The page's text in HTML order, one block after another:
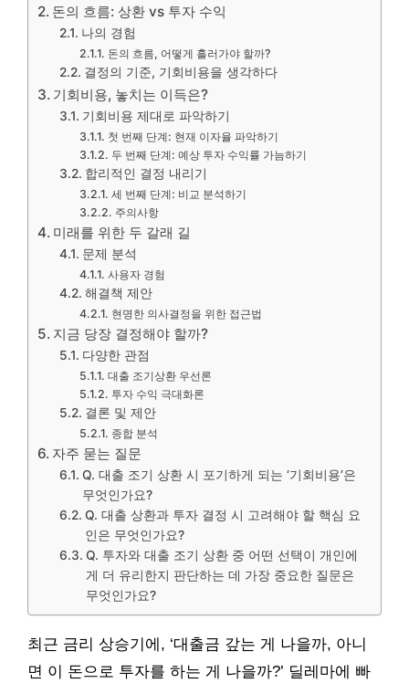
돈의 흐름: 상환 vs 투자 수익
나의 경험
돈의 흐름, 어떻게 흘러가야 할까?
결정의 기준, 기회비용을 생각하다
기회비용, 놓치는 이득은?
기회비용 제대로 파악하기
첫 번째 단계: 현재 이자율 파악하기
두 번째 단계: 예상 투자 수익률 가늠하기
합리적인 결정 내리기
세 번째 단계: 비교 분석하기
주의사항
미래를 위한 두 갈래 길
문제 분석
사용자 경험
해결책 제안
현명한 의사결정을 위한 접근법
지금 당장 결정해야 할까?
다양한 관점
대출 조기상환 우선론
투자 수익 극대화론
결론 및 제안
종합 분석
자주 묻는 질문
Q. 대출 조기 상환 시 포기하게 되는 ‘기회비용’은
무엇인가요?
Q. 대출 상환과 투자 결정 시 고려해야 할 핵심 요
인은 무엇인가요?
Q. 투자와 대출 조기 상환 중 어떤 선택이 개인에
게 더 유리한지 판단하는 데 가장 중요한 질문은
무엇인가요?
최근 금리 상승기에, ‘대출금 갚는 게 나을까, 아니
면 이 돈으로 투자를 하는 게 나을까?’ 딜레마에 빠